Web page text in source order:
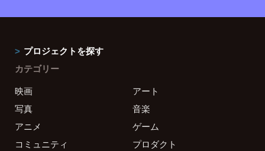
プロジェクトを探す
カテゴリー
映画
アート
写真
音楽
アニメ
ゲーム
コミュニティ
プロダクト